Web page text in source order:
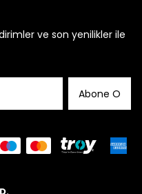
ve son yenilikler ile
Abone O